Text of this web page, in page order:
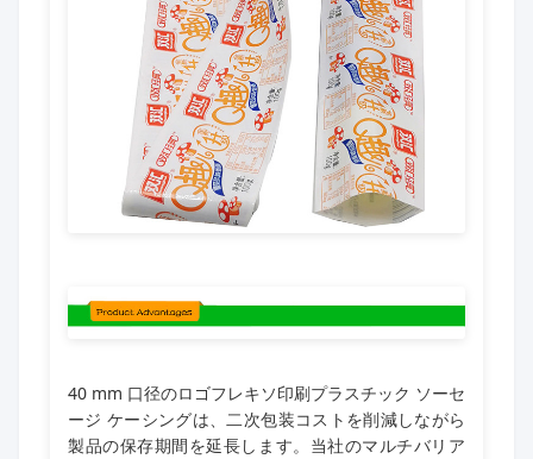
40 mm 口径のロゴフレキソ印刷プラスチック ソーセ
ージ ケーシングは、二次包装コストを削減しながら
製品の保存期間を延長します。当社のマルチバリア